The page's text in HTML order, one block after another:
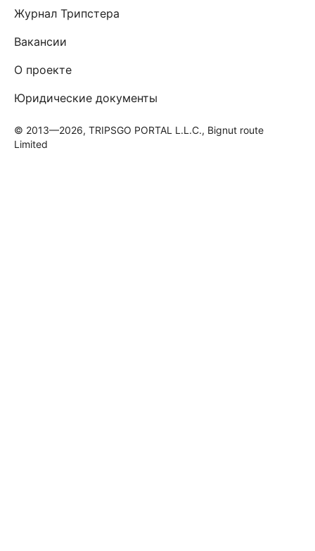
Журнал Трипстера
Вакансии
О проекте
Юридические документы
© 2013—2026, TRIPSGO PORTAL L.L.C., Bignut route
Limited